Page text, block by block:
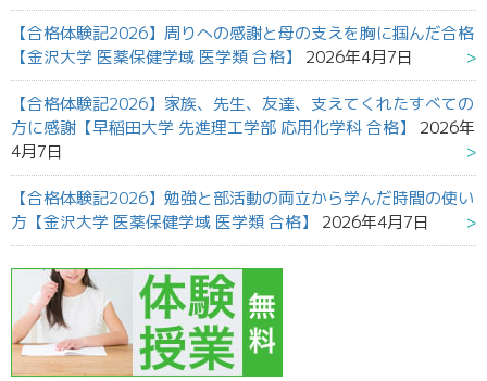
【合格体験記2026】周りへの感謝と母の支えを胸に掴んだ合格
【金沢大学 医薬保健学域 医学類 合格】
2026年4月7日
【合格体験記2026】家族、先生、友達、支えてくれたすべての
方に感謝【早稲田大学 先進理工学部 応用化学科 合格】
2026年
4月7日
【合格体験記2026】勉強と部活動の両立から学んだ時間の使い
方【金沢大学 医薬保健学域 医学類 合格】
2026年4月7日